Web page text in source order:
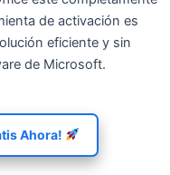
de activación es
eficiente y sin
de Microsoft.
Ahora!